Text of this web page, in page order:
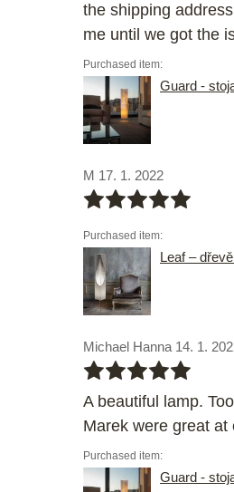
the shipping
me until we got the
Purchased item:
Guard -
M 17. 1. 2022
bbbbb
Purchased item:
Leaf –
Michael Hanna 14. 1.
bbbbb
A beautiful lamp.
Marek were great
Purchased item:
Guard -